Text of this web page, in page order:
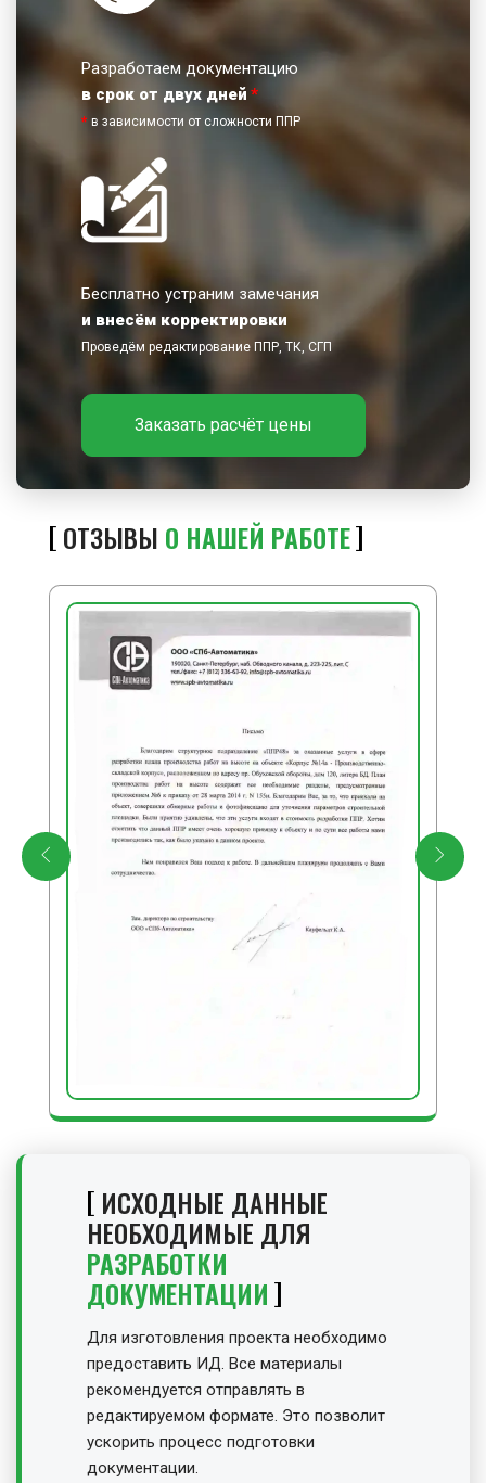
Разработаем документацию
в срок от двух дней *
* в зависимости от сложности ППР
Бесплатно устраним замечания
и внесём корректировки
Проведём редактирование ППР, ТК, СГП
Заказать расчёт цены
ОТЗЫВЫ О НАШЕЙ РАБОТЕ
ИСХОДНЫЕ ДАННЫЕ
НЕОБХОДИМЫЕ ДЛЯ
РАЗРАБОТКИ
ДОКУМЕНТАЦИИ
Для изготовления проекта необходимо
предоставить ИД. Все материалы
рекомендуется отправлять в
редактируемом формате. Это позволит
ускорить процесс подготовки
документации.